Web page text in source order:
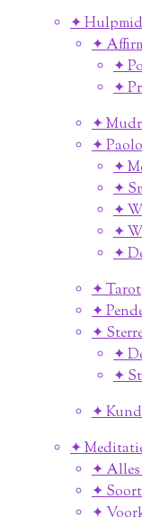
✦
✦
✦
✦
✦
✦
✦
✦
✦
✦
✦
✦ Tarot
✦
✦
✦
✦
✦
✦
✦ Alles
✦